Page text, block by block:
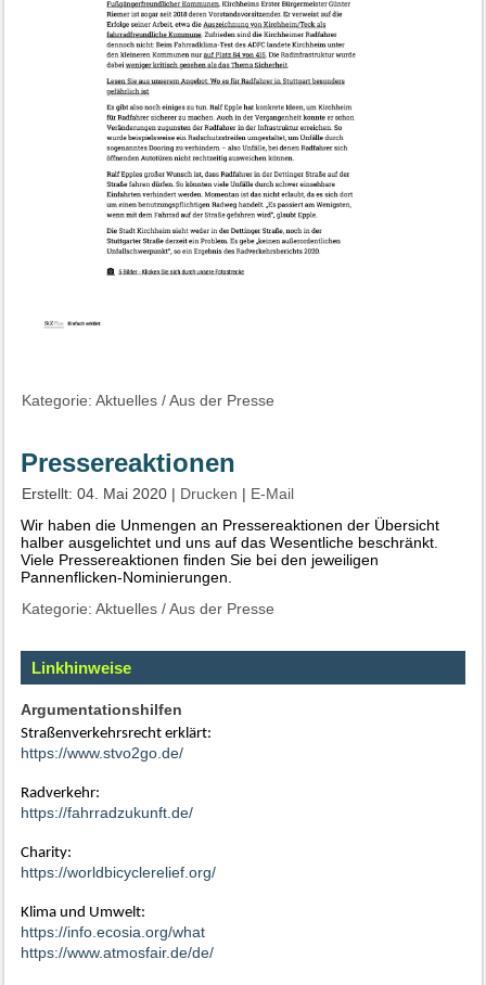
Kategorie:Aktuelles /Aus der Presse
Pressereaktionen
Erstellt: 04. Mai 2020 | Drucken | E-Mail
Wir haben die Unmengen an Pressereaktionen der Übersicht
halber ausgelichtet und uns auf das Wesentliche beschränkt.
Viele Pressereaktionen finden Sie bei den jeweiligen
Pannenflicken-Nominierungen.
Kategorie:Aktuelles /Aus der Presse
Linkhinweise
Argumentationshilfen
Straßenverkehrsrecht erklärt:
https://www.stvo2go.de/
Radverkehr:
https://fahrradzukunft.de/
Charity:
https://worldbicyclerelief.org/
Klima und Umwelt:
https://info.ecosia.org/what
https://www.atmosfair.de/de/